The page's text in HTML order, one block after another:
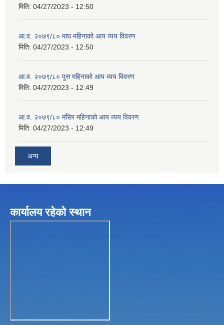
मिति: 04/27/2023 - 12:50
आ.व. २०७९/८० माघ महिनाको आय व्यय विवरण
मिति: 04/27/2023 - 12:50
आ.व. २०७९/८० पुस महिनाको आय व्यय विवरण
मिति: 04/27/2023 - 12:49
आ.व. २०७९/८० मंसिर महिनाको आय व्यय विवरण
मिति: 04/27/2023 - 12:49
अन्य
कार्यालय रहेकाे स्थान